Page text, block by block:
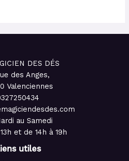
DES DÉS
des Anges,
Valenciennes
au Samedi
et de 14h à 19h
utiles